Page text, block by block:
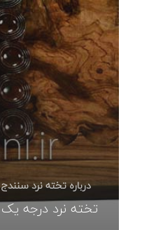
درباره تخته نرد سنندج
تخته نرد درجه یک